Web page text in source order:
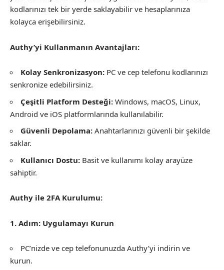
kodlarınızı tek bir yerde saklayabilir ve hesaplarınıza
kolayca erişebilirsiniz.
Authy’yi Kullanmanın Avantajları:
Kolay Senkronizasyon: PC ve cep telefonu kodlarınızı
senkronize edebilirsiniz.
Çeşitli Platform Desteği: Windows, macOS, Linux,
Android ve iOS platformlarında kullanılabilir.
Güvenli Depolama: Anahtarlarınızı güvenli bir şekilde
saklar.
Kullanıcı Dostu: Basit ve kullanımı kolay arayüze
sahiptir.
Authy ile 2FA Kurulumu:
1. Adım: Uygulamayı Kurun
PC’nizde ve cep telefonunuzda Authy’yi indirin ve
kurun.